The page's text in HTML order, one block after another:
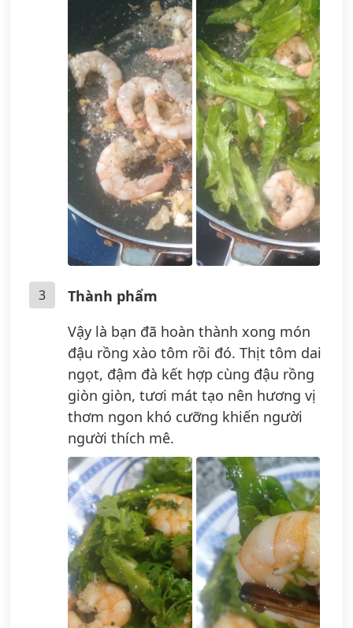
3
Thành phẩm
Vậy là bạn đã hoàn thành xong món
đậu rồng xào tôm rồi đó. Thịt tôm dai
ngọt, đậm đà kết hợp cùng đậu rồng
giòn giòn, tươi mát tạo nên hương vị
thơm ngon khó cưỡng khiến người
người thích mê.